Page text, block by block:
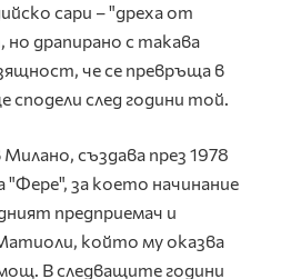
сари – "дреха от
драпирано с такава
че се превръща в
след години той.
създава през 1978
"Фере", за което начинание
предприемач и
който му оказва
В следващите години